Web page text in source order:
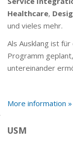
Healthcare,
und vieles mehr.
Als Ausklang ist
Programm
untereinander
More information »
USM